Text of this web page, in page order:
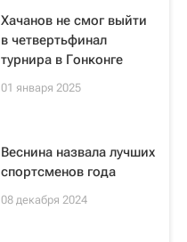
Хачанов не смог выйти
в четвертьфинал
турнира в Гонконге
01 января 2025
Веснина назвала лучших
спортсменов года
08 декабря 2024